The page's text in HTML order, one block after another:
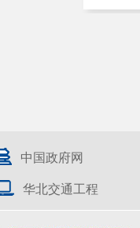
中国政府网
华北交通工程